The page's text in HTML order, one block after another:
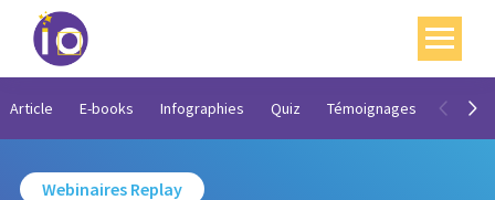
Vos enjeux
Article E-books Infographies Quiz Témoignages Vidéos
Webinaires Replay